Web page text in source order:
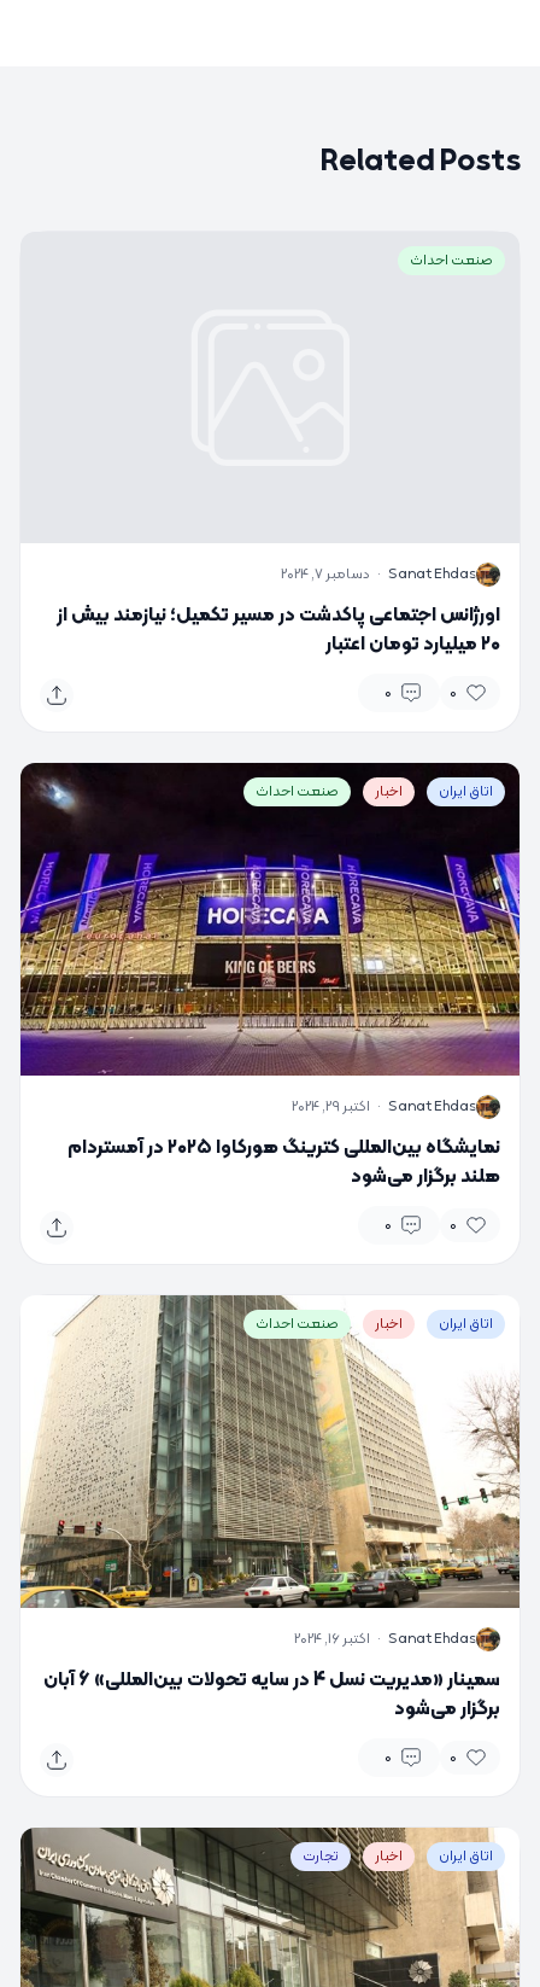
Related Posts
صنعت احداث
S
Sanat Ehdas
· دسامبر 7, 2024
اورژانس اجتماعی پاکدشت در مسیر تکمیل؛ نیازمند بیش از
۲۰ میلیارد تومان اعتبار
0
0
اتاق ایران اخبار صنعت احداث
S
Sanat Ehdas
· اکتبر 29, 2024
نمایشگاه بین‌المللی کترینگ هورکاوا ۲۰۲۵ در آمستردام
هلند برگزار می‌شود
0
0
اتاق ایران اخبار صنعت احداث
S
Sanat Ehdas
· اکتبر 16, 2024
سمینار «مدیریت نسل 4 در سایه تحولات بین‌المللی» 6 آبان
برگزار می‌شود
0
0
اتاق ایران اخبار تجارت